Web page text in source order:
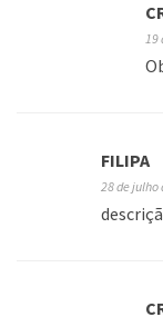
19
FILIPA
28 de julho